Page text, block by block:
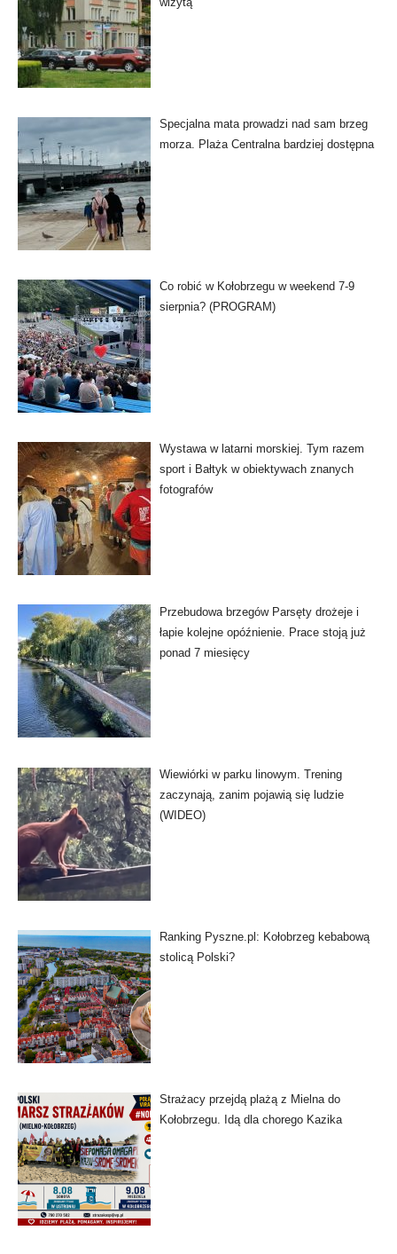
Specjalna mata prowadzi nad sam brzeg
morza. Plaża Centralna bardziej dostępna
Co robić w Kołobrzegu w weekend 7-9
sierpnia? (PROGRAM)
Wystawa w latarni morskiej. Tym razem
sport i Bałtyk w obiektywach znanych
fotografów
Przebudowa brzegów Parsęty drożeje i
łapie kolejne opóźnienie. Prace stoją już
ponad 7 miesięcy
Wiewiórki w parku linowym. Trening
zaczynają, zanim pojawią się ludzie
(WIDEO)
Ranking Pyszne.pl: Kołobrzeg kebabową
stolicą Polski?
Strażacy przejdą plażą z Mielna do
Kołobrzegu. Idą dla chorego Kazika